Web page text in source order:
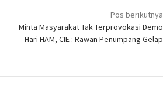
Pos berikutnya
Minta Masyarakat Tak Terprovokasi Demo
Hari HAM, CIE : Rawan Penumpang Gelap